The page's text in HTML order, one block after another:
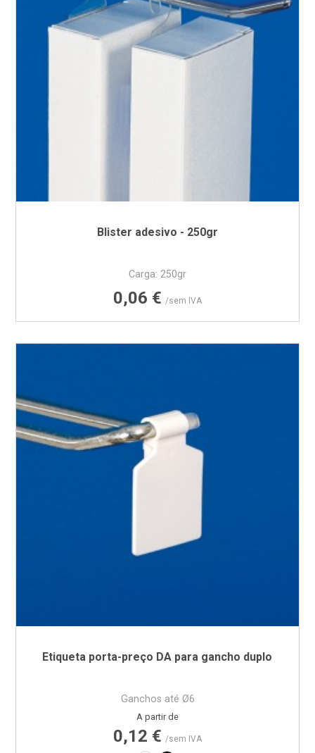
Blister adesivo - 250gr
Carga: 250gr
Preço
0,06 € /sem IVA
Etiqueta porta-preço DA para gancho duplo
Ganchos até Ø6
Preço
A partir de
0,12 € /sem IVA